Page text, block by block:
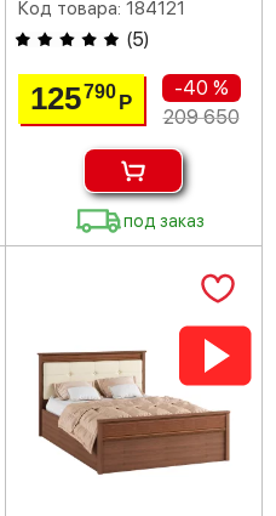
Код товара: 184121
(5)
125790 Р
-40 %
209 650
под заказ